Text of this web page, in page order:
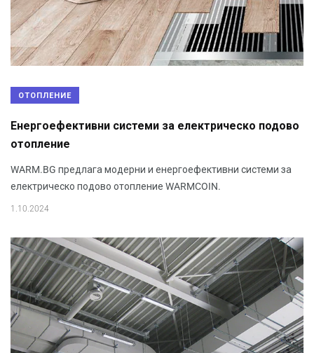
ОТОПЛЕНИЕ
Енергоефективни системи за електрическо подово
отопление
WARM.BG предлага модерни и енергоефективни системи за
електрическо подово отопление WARMCOIN.
1.10.2024